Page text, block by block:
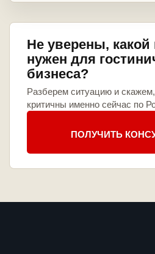
Не уверены, какой
нужен для
бизнеса?
Разберем ситуацию и
критичны именно сейчас по
ПОЛУЧИТЬ